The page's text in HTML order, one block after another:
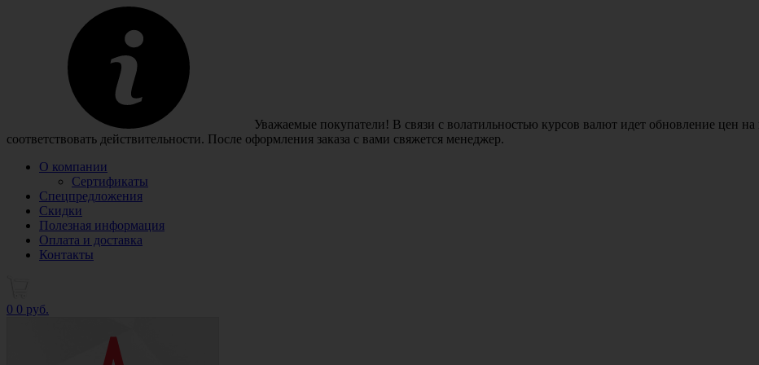
Уважаемые покупатели! В связи с волатильностью курсов валют идет обновление цен
соответствовать действительности. После оформления заказа с вами свяжется менеджер.
О компании
Сертификаты
Спецпредложения
Скидки
Полезная информация
Оплата и доставка
Контакты
0 0 руб.